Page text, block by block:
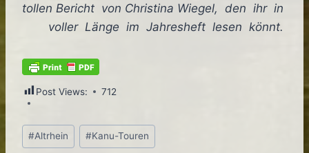
tollen Bericht von Christina Wiegel, den ihr in
voller Länge im Jahresheft lesen könnt.
Post Views: 712
Schlagworte:
#Altrhein #Kanu-Touren